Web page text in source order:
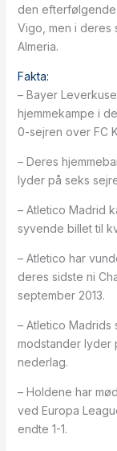
den
Vigo, men i deres
Almeria.
Fakta:
– Bayer
hjemmekampe i
0-sejren over FC
– Deres
lyder på seks
– Atletico Madrid
syvende billet til
– Atletico har
deres sidste ni
september 2013.
– Atletico Madrids
modstander lyder
nederlag.
– Holdene har
ved Europa
endte 1-1.